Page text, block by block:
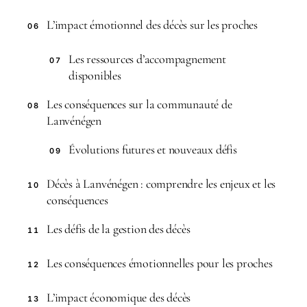
06 L’impact émotionnel des décès sur les proches
07
Les ressources d’accompagnement
disponibles
08
Les conséquences sur la communauté de
Lanvénégen
09 Évolutions futures et nouveaux défis
10
Décès à Lanvénégen : comprendre les enjeux et les
conséquences
11 Les défis de la gestion des décès
12 Les conséquences émotionnelles pour les proches
13 L’impact économique des décès